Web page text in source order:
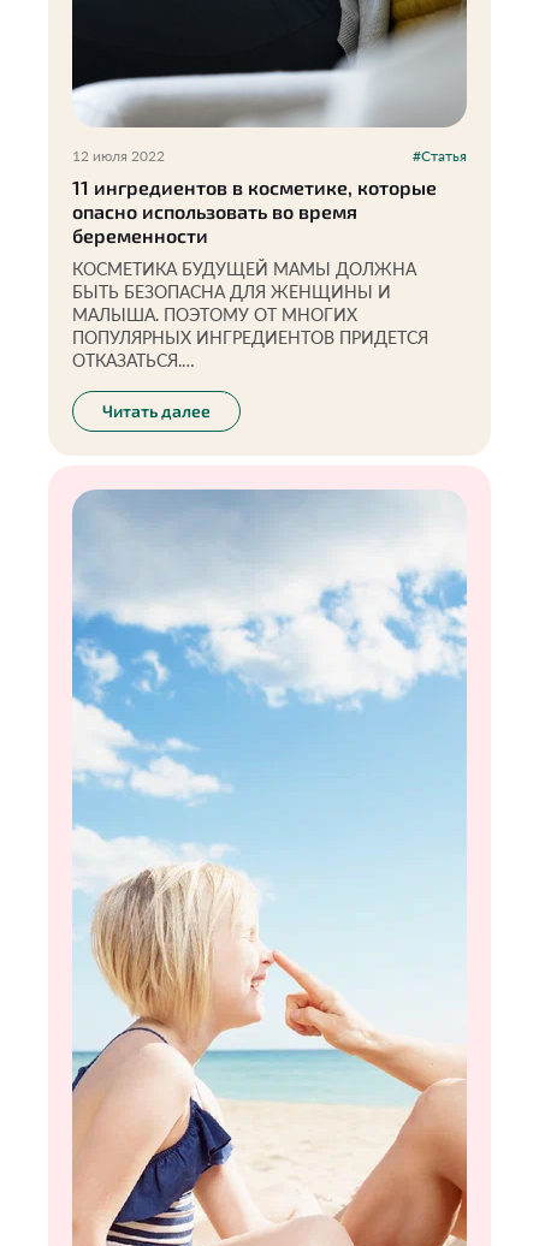
12 июля 2022 #Статья
11 ингредиентов в косметике, которые
опасно использовать во время
беременности
КОСМЕТИКА БУДУЩЕЙ МАМЫ ДОЛЖНА
БЫТЬ БЕЗОПАСНА ДЛЯ ЖЕНЩИНЫ И
МАЛЫША. ПОЭТОМУ ОТ МНОГИХ
ПОПУЛЯРНЫХ ИНГРЕДИЕНТОВ ПРИДЕТСЯ
ОТКАЗАТЬСЯ.
основательница проекта «Экоразнос»,
экоактивист
Читать далее